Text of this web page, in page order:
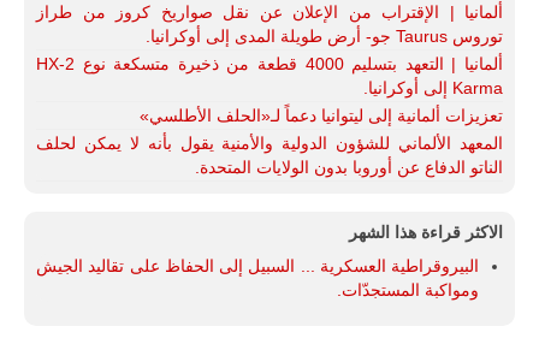
ألمانيا | الإقتراب من الإعلان عن نقل صواريخ كروز من طراز
توروس Taurus جو- أرض طويلة المدى إلى أوكرانيا.
ألمانيا | التعهد بتسليم 4000 قطعة من ذخيرة متسكعة نوع HX-2
Karma إلى أوكرانيا.
تعزيزات ألمانية إلى ليتوانيا دعماً لـ«الحلف الأطلسي»
المعهد الألماني للشؤون الدولية والأمنية يقول بأنه لا يمكن لحلف
الناتو الدفاع عن أوروبا بدون الولايات المتحدة.
الاكثر قراءة هذا الشهر
البيروقراطية العسكرية ... السبيل إلى الحفاظ على تقاليد الجيش
ومواكبة المستجدّات.